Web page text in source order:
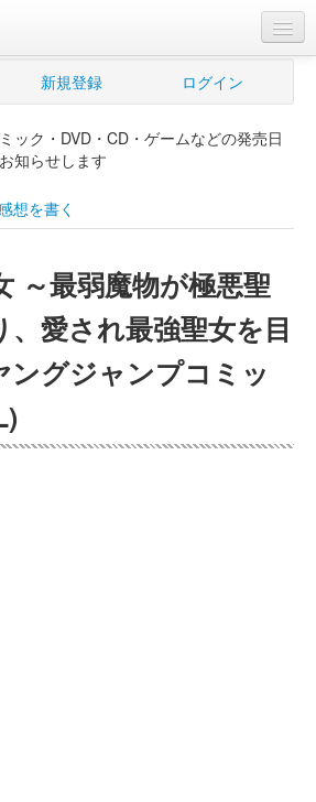
新規登録 ログイン
ック・DVD・CD・ゲームなどの発売日
知らせします
想を書く
～最弱魔物が極悪聖
愛され最強聖女を目
ングジャンプコミッ